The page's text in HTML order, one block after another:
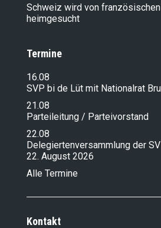
Schweiz wird von
heimgesucht
Termine
16.08
SVP bi de Lüt mit Nationalrat
21.08
Parteileitung / Parteivorstand
22.08
Delegiertenversammlung der
22. August 2026
Alle Termine
Kontakt